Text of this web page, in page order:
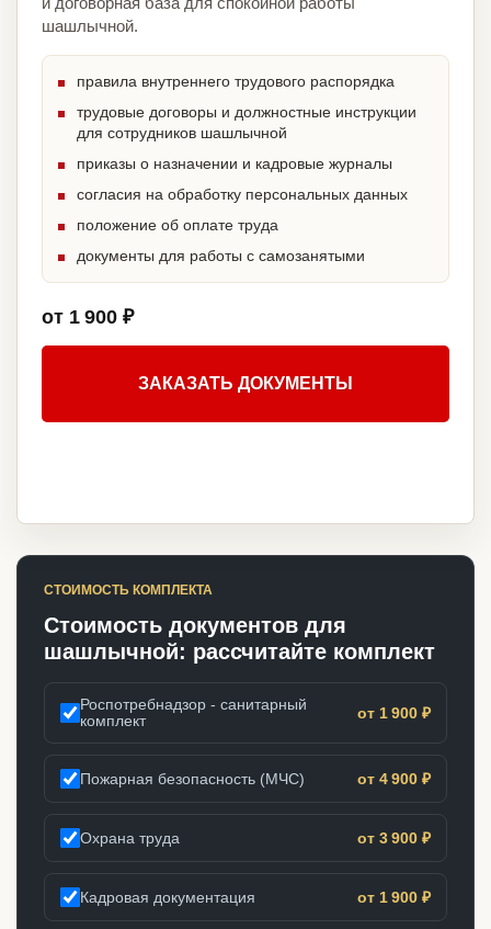
шашлычной.
правила внутреннего трудового распорядка
трудовые договоры и должностные инструкции
для сотрудников шашлычной
приказы о назначении и кадровые журналы
согласия на обработку персональных данных
положение об оплате труда
документы для работы с самозанятыми
от 1 900 ₽
ЗАКАЗАТЬ ДОКУМЕНТЫ
СТОИМОСТЬ КОМПЛЕКТА
Стоимость документов для
шашлычной: рассчитайте комплект
Роспотребнадзор - санитарный
комплект
от 1 900 ₽
Пожарная безопасность (МЧС) от 4 900 ₽
Охрана труда от 3 900 ₽
Кадровая документация от 1 900 ₽